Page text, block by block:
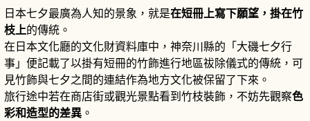
日本七夕最廣為人知的景象，就是在短冊上寫下願望，掛在竹
枝上的傳統。
在日本文化廳的文化財資料庫中，神奈川縣的「大磯七夕行
事」便記載了以掛有短冊的竹飾進行地區祓除儀式的傳統，可
見竹飾與七夕之間的連結作為地方文化被保留了下來。
旅行途中若在商店街或觀光景點看到竹枝裝飾，不妨先觀察色
彩和造型的差異 。